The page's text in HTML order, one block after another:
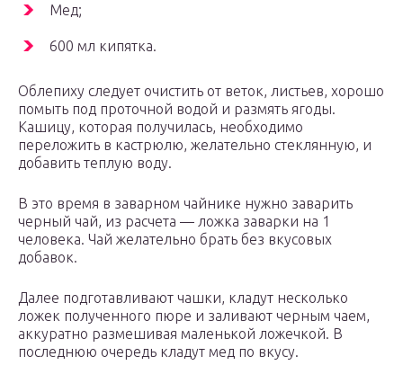
Мед;
600 мл кипятка.
Облепиху следует очистить от веток, листьев, хорошо
помыть под проточной водой и размять ягоды.
Кашицу, которая получилась, необходимо
переложить в кастрюлю, желательно стеклянную, и
добавить теплую воду.
В это время в заварном чайнике нужно заварить
черный чай, из расчета — ложка заварки на 1
человека. Чай желательно брать без вкусовых
добавок.
Далее подготавливают чашки, кладут несколько
ложек полученного пюре и заливают черным чаем,
аккуратно размешивая маленькой ложечкой. В
последнюю очередь кладут мед по вкусу.